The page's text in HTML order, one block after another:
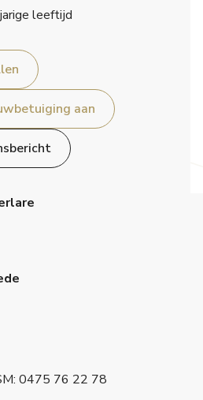
leeftijd
aan
0475 76 22 78